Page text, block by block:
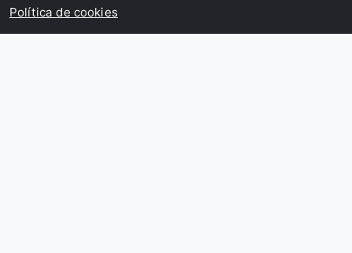
Política de cookies